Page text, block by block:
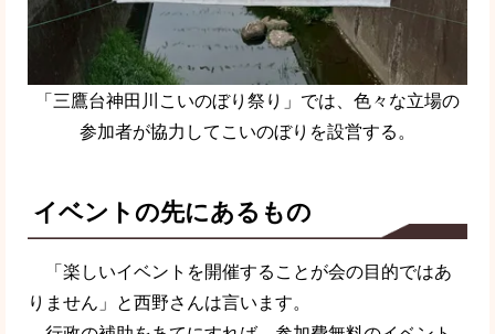
「三鷹台神田川こいのぼり祭り」では、色々な立場の
参加者が協力してこいのぼりを設営する。
イベントの先にあるもの
「楽しいイベントを開催することが会の目的ではあ
りません」と西野さんは言います。